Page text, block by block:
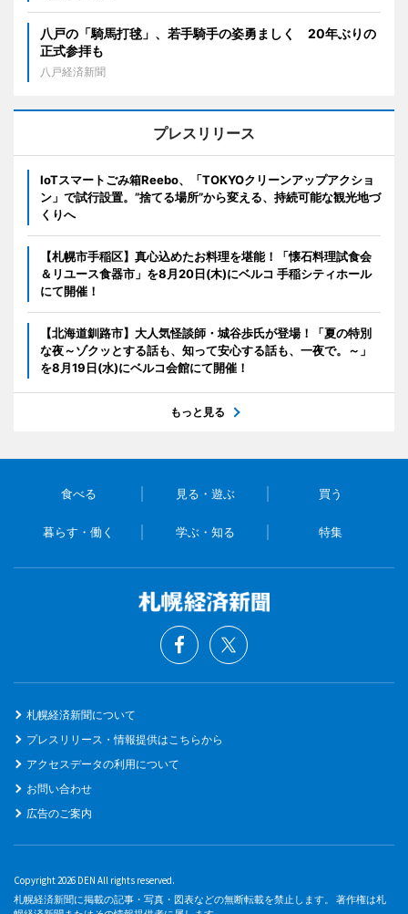
八戸の「騎馬打毬」、若手騎手の姿勇ましく 20年ぶりの
正式参拝も
八戸経済新聞
プレスリリース
IoTスマートごみ箱Reebo、「TOKYOクリーンアップアクショ
ン」で試行設置。”捨てる場所”から変える、持続可能な観光地づ
くりへ
【札幌市手稲区】真心込めたお料理を堪能！「懐石料理試食会
＆リユース食器市」を8月20日(木)にベルコ 手稲シティホール
にて開催！
【北海道釧路市】大人気怪談師・城谷歩氏が登場！「夏の特別
な夜～ゾクッとする話も、知って安心する話も、一夜で。～」
を8月19日(水)にベルコ会館にて開催！
もっと見る
食べる 見る・遊ぶ 買う
暮らす・働く 学ぶ・知る 特集
札幌経済新聞について
プレスリリース・情報提供はこちらから
アクセスデータの利用について
お問い合わせ
広告のご案内
Copyright 2026 DEN All rights reserved.
札幌経済新聞に掲載の記事・写真・図表などの無断転載を禁止します。 著作権は札